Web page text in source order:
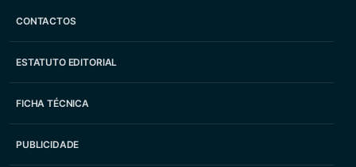
CONTACTOS
ESTATUTO EDITORIAL
FICHA TÉCNICA
PUBLICIDADE